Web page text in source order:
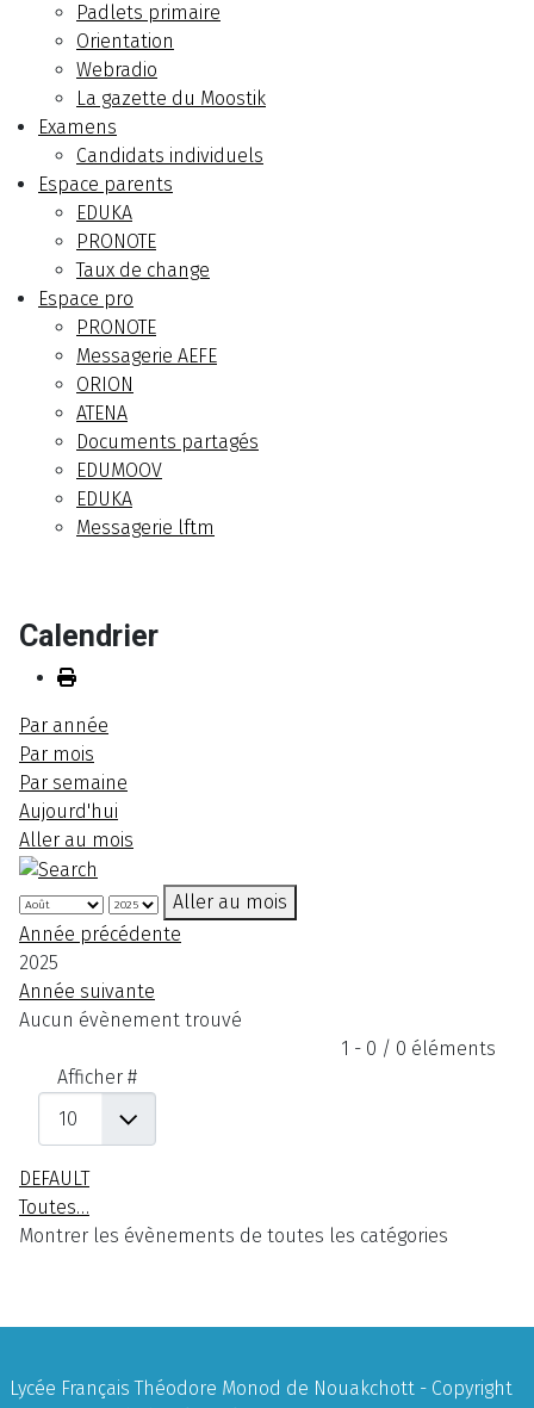
Padlets primaire
Orientation
Webradio
La gazette du Moostik
Examens
Candidats individuels
Espace parents
EDUKA
PRONOTE
Taux de change
Espace pro
PRONOTE
Messagerie AEFE
ORION
ATENA
Documents partagés
EDUMOOV
EDUKA
Messagerie lftm
Calendrier
Par année
Par mois
Par semaine
Aujourd'hui
Aller au mois
Aller au mois
Année précédente
2025
Année suivante
Aucun évènement trouvé
1 - 0 / 0 éléments
Afficher #
DEFAULT
Toutes…
Montrer les évènements de toutes les catégories
Lycée Français Théodore Monod de Nouakchott - Copyright